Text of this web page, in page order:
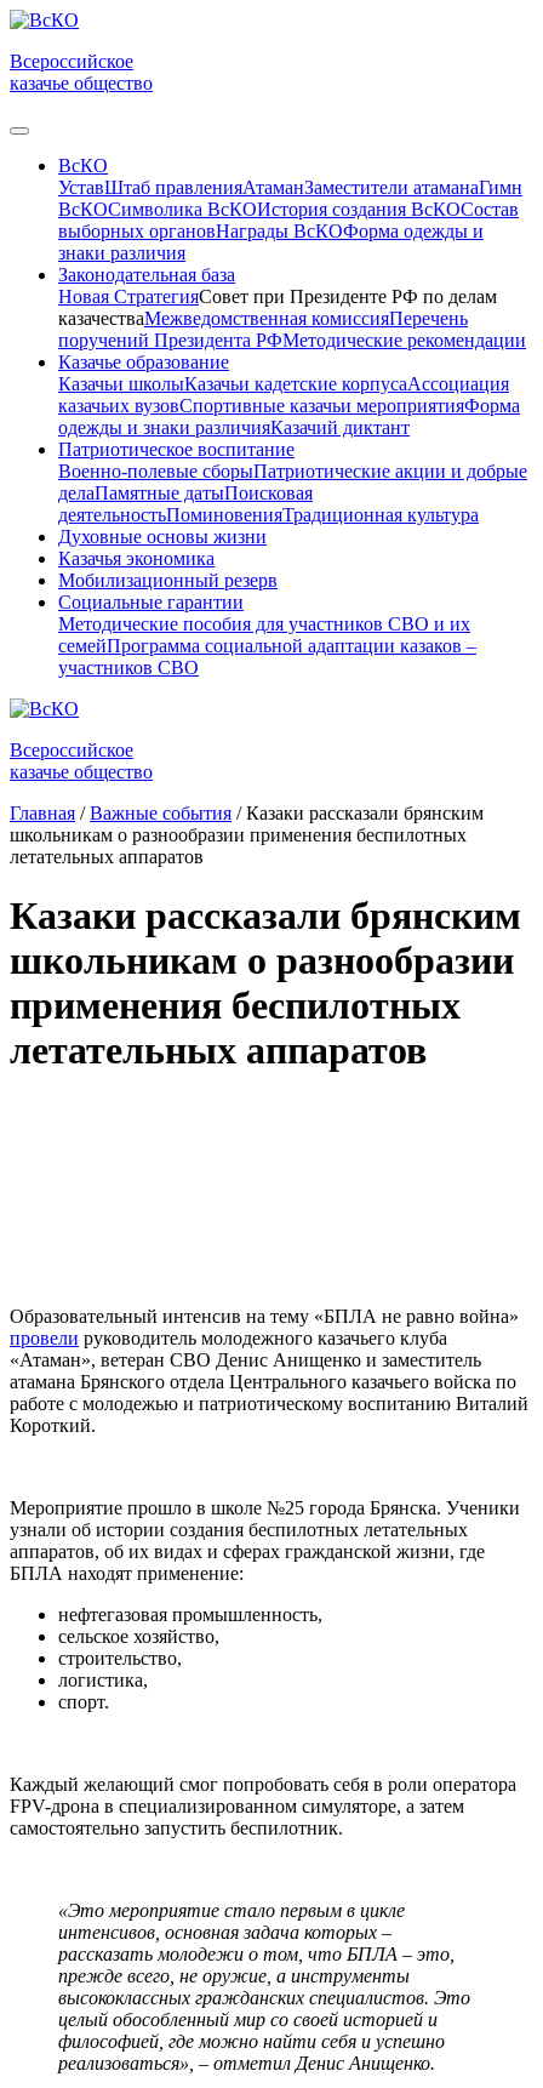
Всероссийское
казачье общество
ВсКО
УставШтаб правленияАтаманЗаместители атаманаГимн
ВсКОСимволика ВсКОИстория создания ВсКОСостав
выборных органовНаграды ВсКОФорма одежды и
знаки различия
Законодательная база
Новая СтратегияСовет при Президенте РФ по делам
казачестваМежведомственная комиссияПеречень
поручений Президента РФМетодические рекомендации
Казачье образование
Казачьи школыКазачьи кадетские корпусаАссоциация
казачьих вузовСпортивные казачьи мероприятияФорма
одежды и знаки различияКазачий диктант
Патриотическое воспитание
Военно-полевые сборыПатриотические акции и добрые
делаПамятные датыПоисковая
деятельностьПоминовенияТрадиционная культура
Духовные основы жизни
Казачья экономика
Мобилизационный резерв
Социальные гарантии
Методические пособия для участников СВО и их
семейПрограмма социальной адаптации казаков –
участников СВО
Всероссийское
казачье общество
Главная / Важные события / Казаки рассказали брянским
школьникам о разнообразии применения беспилотных
летательных аппаратов
Казаки рассказали брянским
школьникам о разнообразии
применения беспилотных
летательных аппаратов
Образовательный интенсив на тему «БПЛА не равно война»
провели руководитель молодежного казачьего клуба
«Атаман», ветеран СВО Денис Анищенко и заместитель
атамана Брянского отдела Центрального казачьего войска по
работе с молодежью и патриотическому воспитанию Виталий
Короткий.
Мероприятие прошло в школе №25 города Брянска. Ученики
узнали об истории создания беспилотных летательных
аппаратов, об их видах и сферах гражданской жизни, где
БПЛА находят применение:
нефтегазовая промышленность,
сельское хозяйство,
строительство,
логистика,
спорт.
Каждый желающий смог попробовать себя в роли оператора
FPV-дрона в специализированном симуляторе, а затем
самостоятельно запустить беспилотник.
«Это мероприятие стало первым в цикле
интенсивов, основная задача которых –
рассказать молодежи о том, что БПЛА – это,
прежде всего, не оружие, а инструменты
высококлассных гражданских специалистов. Это
целый обособленный мир со своей историей и
философией, где можно найти себя и успешно
реализоваться», – отметил Денис Анищенко.